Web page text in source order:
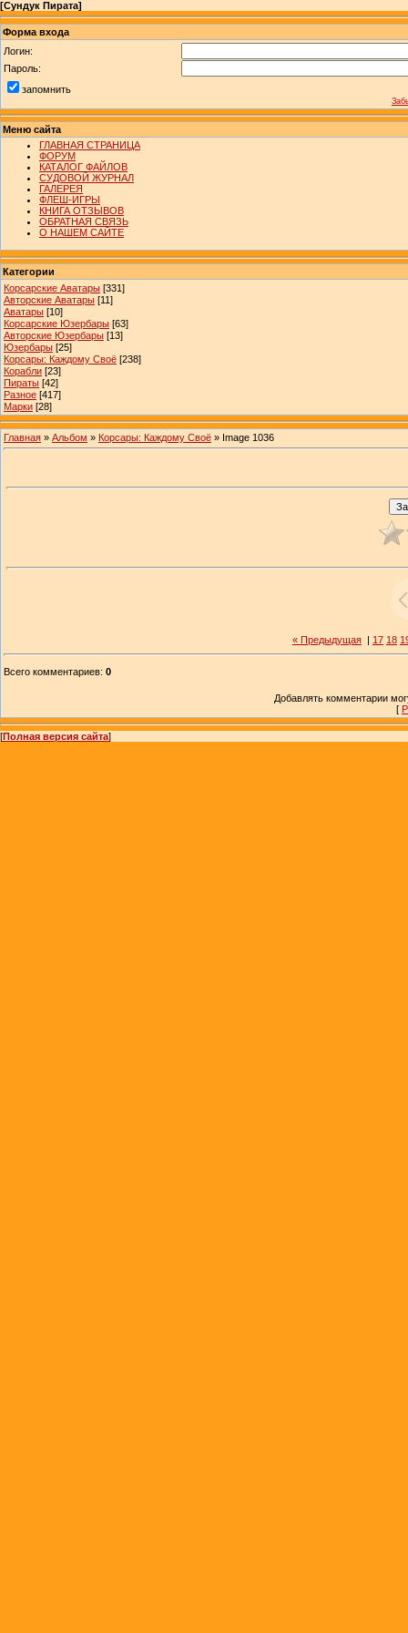
[Сундук Пирата]
Форма входа
Логин:
Пароль:
запомнить
Меню сайта
ГЛАВНАЯ СТРАНИЦА
ФОРУМ
КАТАЛОГ ФАЙЛОВ
СУДОВОЙ ЖУРНАЛ
ГАЛЕРЕЯ
ФЛЕШ-ИГРЫ
КНИГА ОТЗЫВОВ
ОБРАТНАЯ СВЯЗЬ
О НАШЕМ САЙТЕ
Категории
Корсарские Аватары [331]
Авторские Аватары [11]
Аватары [10]
Корсарские Юзербары [63]
Авторские Юзербары [13]
Юзербары [25]
Корсары: Каждому Своё [238]
Корабли [23]
Пираты [42]
Разное [417]
Марки [28]
Главная » Альбом » Корсары: Каждому Своё » Image 1036
« Предыдущая 17 18
Всего комментариев: 0
Добавлять комментарии
[
[Полная версия сайта]